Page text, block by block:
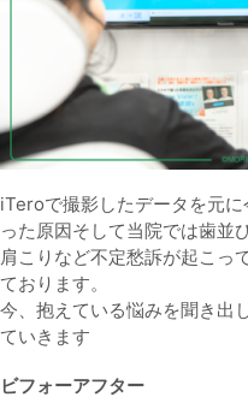
iTeroで撮影したデータを元
った原因そして当院では歯並
肩こりなど不定愁訴が起こっ
ております。
今、抱えている悩みを聞き出
ていきます
ビフォーアフター